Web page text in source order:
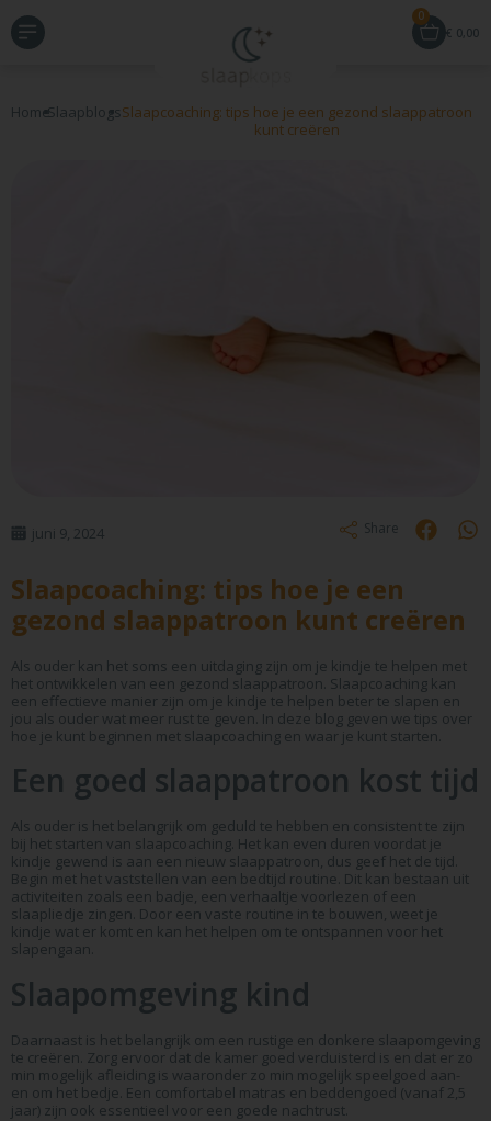
€ 0,00
0
HomeSlaapblogsSlaapcoaching: tips hoe je een gezond slaappatroon
kunt creëren
juni 9, 2024 Share
Slaapcoaching: tips hoe je een
gezond slaappatroon kunt creëren
Als ouder kan het soms een uitdaging zijn om je kindje te helpen met
het ontwikkelen van een gezond slaappatroon. Slaapcoaching kan
een effectieve manier zijn om je kindje te helpen beter te slapen en
jou als ouder wat meer rust te geven. In deze blog geven we tips over
hoe je kunt beginnen met slaapcoaching en waar je kunt starten.
Een goed slaappatroon kost tijd
Als ouder is het belangrijk om geduld te hebben en consistent te zijn
bij het starten van slaapcoaching. Het kan even duren voordat je
kindje gewend is aan een nieuw slaappatroon, dus geef het de tijd.
Begin met het vaststellen van een bedtijd routine. Dit kan bestaan uit
activiteiten zoals een badje, een verhaaltje voorlezen of een
slaapliedje zingen. Door een vaste routine in te bouwen, weet je
kindje wat er komt en kan het helpen om te ontspannen voor het
slapengaan.
Slaapomgeving kind
Daarnaast is het belangrijk om een rustige en donkere slaapomgeving
te creëren. Zorg ervoor dat de kamer goed verduisterd is en dat er zo
min mogelijk afleiding is waaronder zo min mogelijk speelgoed aan-
en om het bedje. Een comfortabel matras en beddengoed (vanaf 2,5
jaar) zijn ook essentieel voor een goede nachtrust.